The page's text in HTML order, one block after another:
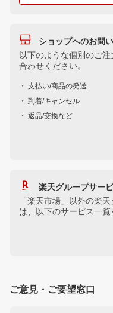
ショップへのお問
以下のような個別のご
合わせください。
・ 支払い/商品の発送
・ 到着/キャンセル
・ 返品/交換など
楽天グループサー
「楽天市場」以外の楽
は、以下のサービス一覧
ご意見・ご要望窓口